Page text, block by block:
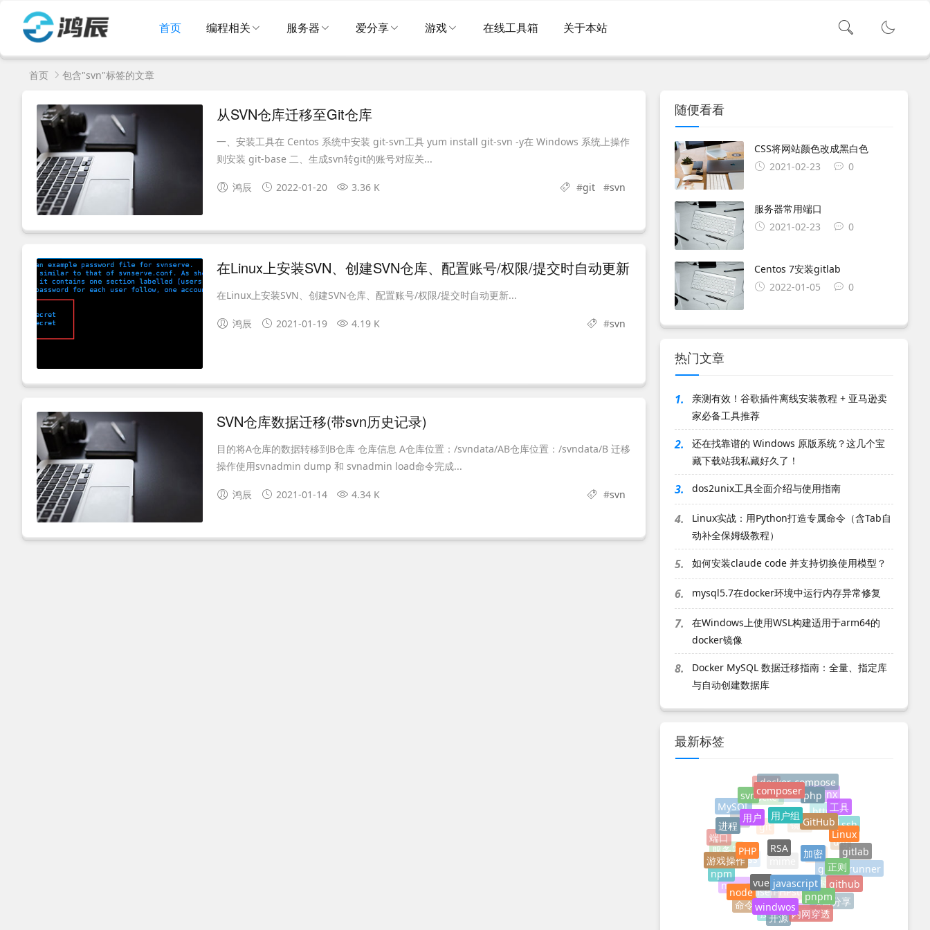
首页 编程相关 服务器 爱分享 游戏 在线工具箱 关于本站
首页 包含"svn"标签的文章
从SVN仓库迁移至Git仓库
一、安装工具在 Centos 系统中安装 git-svn工具 yum install git-svn -y在 Windows 系统上操作
则安装 git-base 二、生成svn转git的账号对应关...
鸿辰 2022-01-20 3.36 K #git #svn
在Linux上安装SVN、创建SVN仓库、配置账号/权限/提交时自动更新
在Linux上安装SVN、创建SVN仓库、配置账号/权限/提交时自动更新...
鸿辰 2021-01-19 4.19 K #svn
SVN仓库数据迁移(带svn历史记录)
目的将A仓库的数据转移到B仓库 仓库信息 A仓库位置：/svndata/AB仓库位置：/svndata/B 迁移
操作使用svnadmin dump 和 svnadmin load命令完成...
鸿辰 2021-01-14 4.34 K #svn
随便看看
CSS将网站颜色改成黑白色
2021-02-23
0
服务器常用端口
2021-02-23
0
Centos 7安装gitlab
2022-01-05
0
热门文章
1.
亲测有效！谷歌插件离线安装教程 + 亚马逊卖
家必备工具推荐
2.
还在找靠谱的 Windows 原版系统？这几个宝
藏下载站我私藏好久了！
3. dos2unix工具全面介绍与使用指南
4.
Linux实战：用Python打造专属命令（含Tab自
动补全保姆级教程）
5. 如何安装claude code 并支持切换使用模型？
6. mysql5.7在docker环境中运行内存异常修复
7.
在Windows上使用WSL构建适用于arm64的
docker镜像
8.
Docker MySQL 数据迁移指南：全量、指定库
与自动创建数据库
最新标签
centos
docker
linux
docker-compose
nginx
https
镜像
git
nfs
MySQL
svn
composer php
工具
ssh
dig
dns
css
服务器
端口
进程
用户 用户组
GitHub
Linux
gitlab
gitlab-runner
实时同步
PHPstorm
xhsell
nacos
npm
游戏操作
PHP RSA
加密
正则
github
项目分享
浏览器
搜索
命令
node
vue javascript
pnpm
内网穿透
开源
windwos